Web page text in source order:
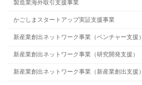
製造業海外取引支援事業
かごしまスタートアップ実証支援事業
新産業創出ネットワーク事業（ベンチャー支援）
新産業創出ネットワーク事業（研究開発支援）
新産業創出ネットワーク事業（新産業創出支援）